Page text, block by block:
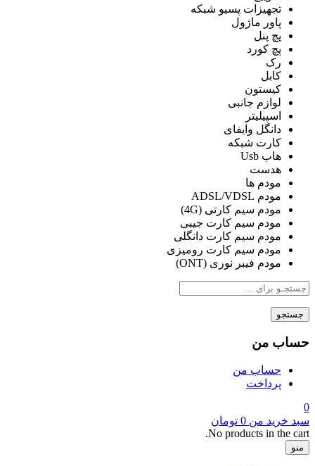
تجهیزات پسیو شبکه
پاور ماژول
پچ پنل
پچ کورد
رک
کابل
کیستون
لوازم جانبی
اسپیلیتر
دانگل وایفای
کارت شبکه
هاب Usb
هدست
مودم ها
مودم ADSL/VDSL
مودم سیم کارتی (4G)
مودم سیم کارت جیبی
مودم سیم کارت دانگلی
مودم سیم کارت رومیزی
مودم فیبر نوری (ONT)
جستجو
حساب من
حساب من
پرداخت
0
سبد خرید من 0 تومان
No products in the cart.
منو